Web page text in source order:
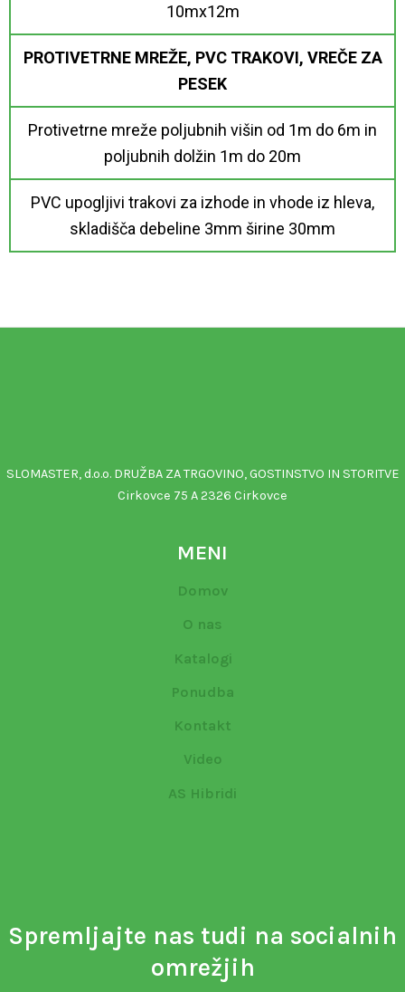
10mx12m
PROTIVETRNE MREŽE, PVC TRAKOVI, VREČE ZA
PESEK
Protivetrne mreže poljubnih višin od 1m do 6m in
poljubnih dolžin 1m do 20m
PVC upogljivi trakovi za izhode in vhode iz hleva,
skladišča debeline 3mm širine 30mm
SLOMASTER, d.o.o. DRUŽBA ZA TRGOVINO, GOSTINSTVO IN STORITVE
Cirkovce 75 A 2326 Cirkovce
MENI
Domov
O nas
Katalogi
Ponudba
Kontakt
Video
AS Hibridi
Spremljajte nas tudi na socialnih
omrežjih